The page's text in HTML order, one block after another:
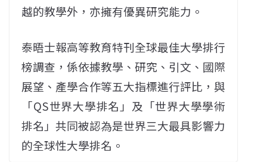
越的教學外，亦擁有優異研究能力。
泰晤士報高等教育特刊全球最佳大學排行
榜調查，係依據教學、研究、引文、國際
展望、產學合作等五大指標進行評比，與
「QS世界大學排名」及「世界大學學術
排名」共同被認為是世界三大最具影響力
的全球性大學排名。